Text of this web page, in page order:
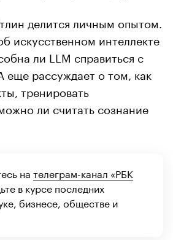
делится личным опытом.
искусственном интеллекте
ли LLM справиться с
еще рассуждает о том, как
тренировать
ли считать сознание
нателеграм-канал «РБК
в курсе последних
бизнесе, обществе и